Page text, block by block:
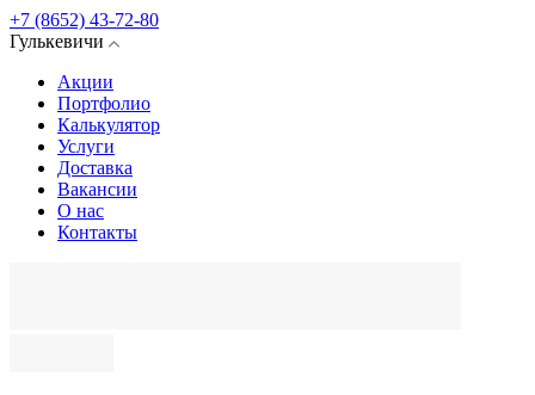
+7 (8652) 43-72-80
Гулькевичи
Акции
Портфолио
Калькулятор
Услуги
Доставка
Вакансии
О нас
Контакты